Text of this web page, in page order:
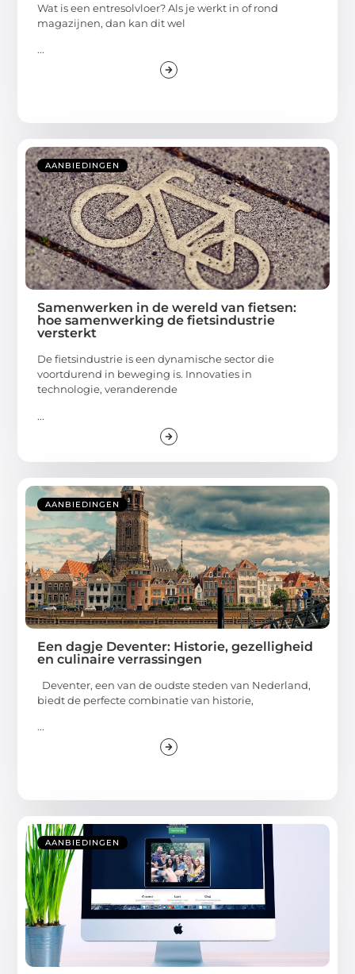
Wat is een entresolvloer? Als je werkt in of rond
magazijnen, dan kan dit wel
...
AANBIEDINGEN
Samenwerken in de wereld van fietsen:
hoe samenwerking de fietsindustrie
versterkt
De fietsindustrie is een dynamische sector die
voortdurend in beweging is. Innovaties in
technologie, veranderende
...
AANBIEDINGEN
Een dagje Deventer: Historie, gezelligheid
en culinaire verrassingen
Deventer, een van de oudste steden van Nederland,
biedt de perfecte combinatie van historie,
...
AANBIEDINGEN